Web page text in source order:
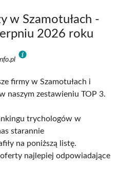
w Szamotułach -
2026 roku
firmy w Szamotułach i
naszym zestawieniu TOP 3.
trychologów w
starannie
na poniższą listę.
najlepiej odpowiadające